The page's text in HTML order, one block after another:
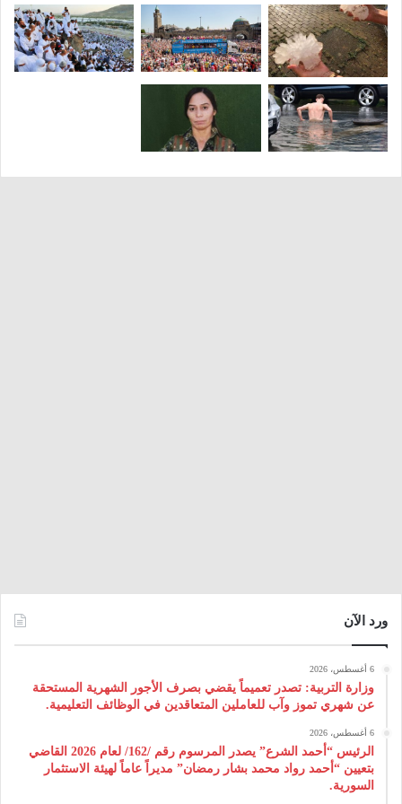
ورد الآن
6 أغسطس، 2026
وزارة التربية: تصدر تعميماً يقضي بصرف الأجور الشهرية المستحقة
عن شهري تموز وآب للعاملين المتعاقدين في الوظائف التعليمية.
6 أغسطس، 2026
الرئيس “أحمد الشرع” يصدر المرسوم رقم /162/ لعام 2026 ‌القاضي
بتعيين “أحمد رواد محمد بشار رمضان” مديراً عاماً لهيئة ‌الاستثمار
السورية.